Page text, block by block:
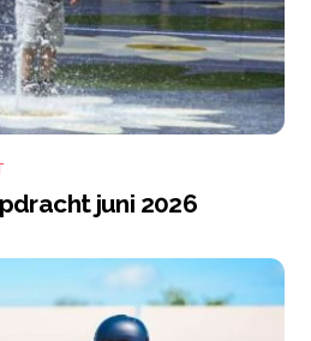
juni 2026